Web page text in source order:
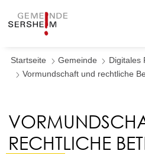
Startseite Gemeinde Digitales
Vormundschaft und rechtliche
RECHTLICHE